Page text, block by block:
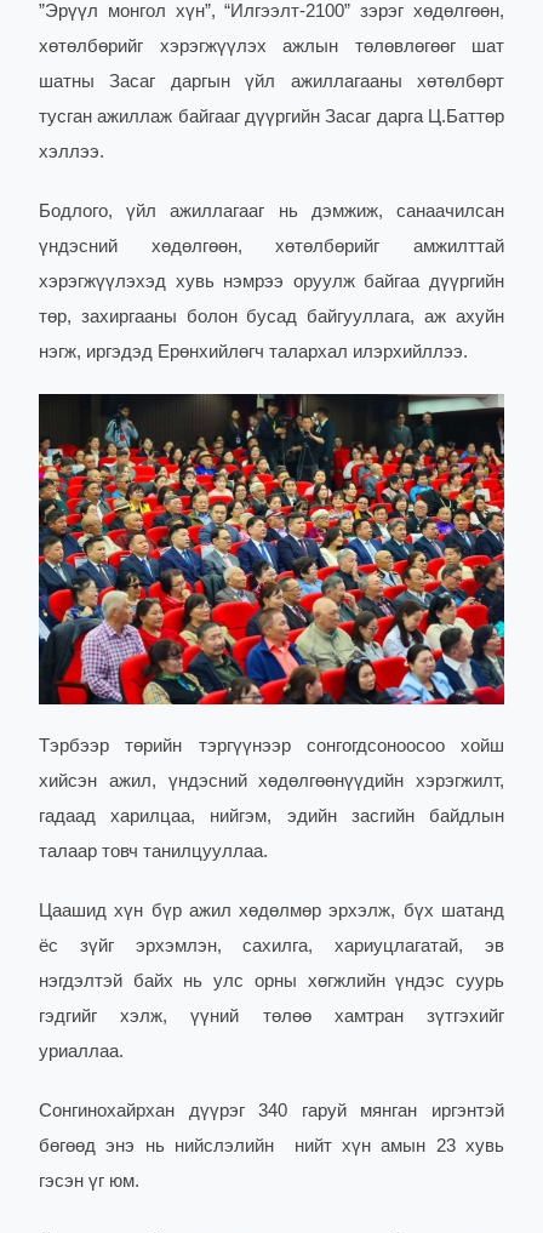
”Эрүүл монгол хүн”, “Илгээлт-2100” зэрэг хөдөлгөөн,
хөтөлбөрийг хэрэгжүүлэх ажлын төлөвлөгөөг шат
шатны Засаг даргын үйл ажиллагааны хөтөлбөрт
тусган ажиллаж байгааг дүүргийн Засаг дарга Ц.Баттөр
хэллээ.
Бодлого, үйл ажиллагааг нь дэмжиж, санаачилсан
үндэсний хөдөлгөөн, хөтөлбөрийг амжилттай
хэрэгжүүлэхэд хувь нэмрээ оруулж байгаа дүүргийн
төр, захиргааны болон бусад байгууллага, аж ахуйн
нэгж, иргэдэд Ерөнхийлөгч талархал илэрхийллээ.
Тэрбээр төрийн тэргүүнээр сонгогдсоноосоо хойш
хийсэн ажил, үндэсний хөдөлгөөнүүдийн хэрэгжилт,
гадаад харилцаа, нийгэм, эдийн засгийн байдлын
талаар товч танилцууллаа.
Цаашид хүн бүр ажил хөдөлмөр эрхэлж, бүх шатанд
ёс зүйг эрхэмлэн, сахилга, хариуцлагатай, эв
нэгдэлтэй байх нь улс орны хөгжлийн үндэс суурь
гэдгийг хэлж, үүний төлөө хамтран зүтгэхийг
уриаллаа.
Сонгинохайрхан дүүрэг 340 гаруй мянган иргэнтэй
бөгөөд энэ нь нийслэлийн нийт хүн амын 23 хувь
гэсэн үг юм.